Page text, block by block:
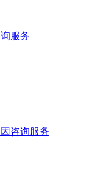
服务
咨询服务